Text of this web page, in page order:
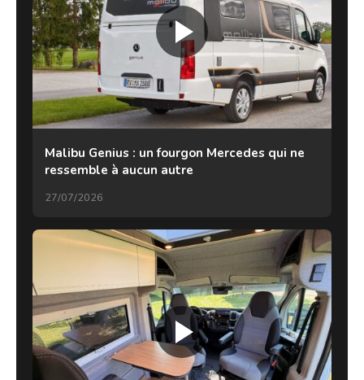
Malibu Genius : un fourgon Mercedes qui ne
ressemble à aucun autre
27/07/2026